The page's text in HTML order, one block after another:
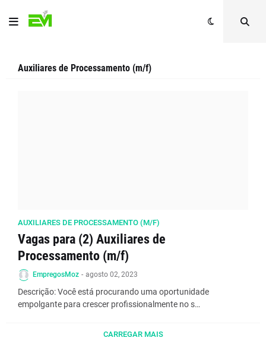
Auxiliares de Processamento (m/f)
AUXILIARES DE PROCESSAMENTO (M/F)
Vagas para (2) Auxiliares de
Processamento (m/f)
EmpregosMoz - agosto 02, 2023
Descrição: Você está procurando uma oportunidade
empolgante para crescer profissionalmente no s…
CARREGAR MAIS